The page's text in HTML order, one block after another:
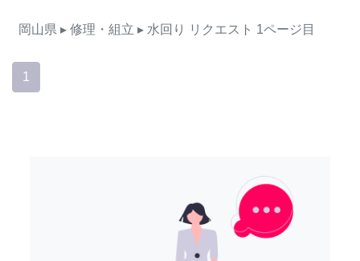
岡山県 ▸ 修理・組立 ▸ 水回り リクエスト 1ページ目
1